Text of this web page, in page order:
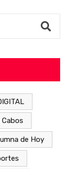
de Hoy